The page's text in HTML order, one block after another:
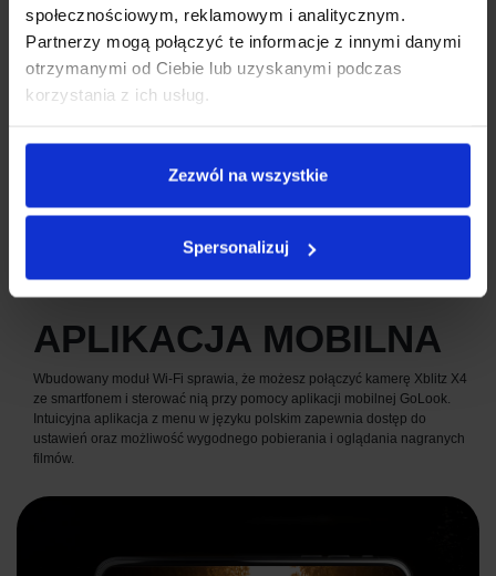
społecznościowym, reklamowym i analitycznym.
Partnerzy mogą połączyć te informacje z innymi danymi
otrzymanymi od Ciebie lub uzyskanymi podczas
korzystania z ich usług.
Zezwól na wszystkie
Spersonalizuj
APLIKACJA MOBILNA
Wbudowany moduł Wi-Fi sprawia, że możesz połączyć kamerę Xblitz X4
ze smartfonem i sterować nią przy pomocy aplikacji mobilnej GoLook.
Intuicyjna aplikacja z menu w języku polskim zapewnia dostęp do
ustawień oraz możliwość wygodnego pobierania i oglądania nagranych
filmów.